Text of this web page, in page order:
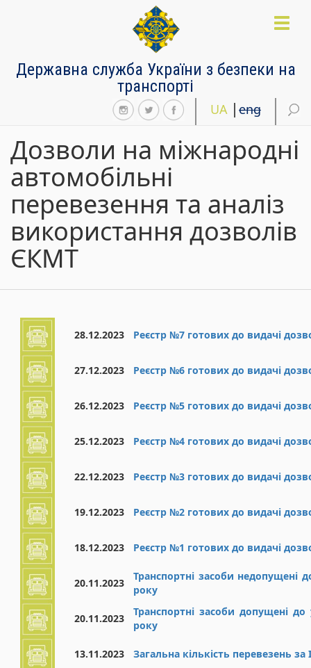
Державна служба України з безпеки на
транспорті
UA eng
Дозволи на міжнародні
автомобільні
перевезення та аналіз
використання дозволів
ЄКМТ
28.12.2023 Реєстр №7 готових до видачі
27.12.2023 Реєстр №6 готових до видачі
26.12.2023 Реєстр №5 готових до видачі
25.12.2023 Реєстр №4 готових до видачі
22.12.2023 Реєстр №3 готових до видачі
19.12.2023 Реєстр №2 готових до видачі
18.12.2023 Реєстр №1 готових до видачі
20.11.2023
Транспортні засоби недопущені
року
20.11.2023
Транспортні засоби допущені
року
13.11.2023 Загальна кількість перевезень